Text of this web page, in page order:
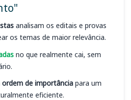
analisam os editais e provas
os temas de maior relevância.
no que realmente cai, sem
ordem de importância para um
eficiente.